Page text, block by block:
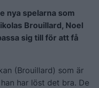
nya spelarna som
Brouillard, Noel
sig till för att få
(Brouillard) som är
har löst det bra. De